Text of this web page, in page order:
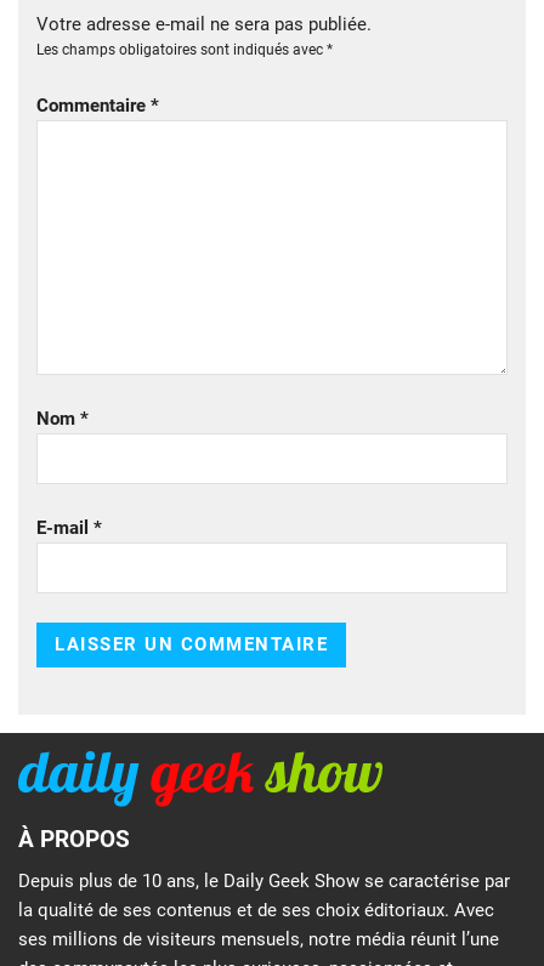
Votre adresse e-mail ne sera pas publiée.
Les champs obligatoires sont indiqués avec *
Commentaire *
Nom *
E-mail *
À PROPOS
Depuis plus de 10 ans, le Daily Geek Show se caractérise par
la qualité de ses contenus et de ses choix éditoriaux. Avec
ses millions de visiteurs mensuels, notre média réunit l’une